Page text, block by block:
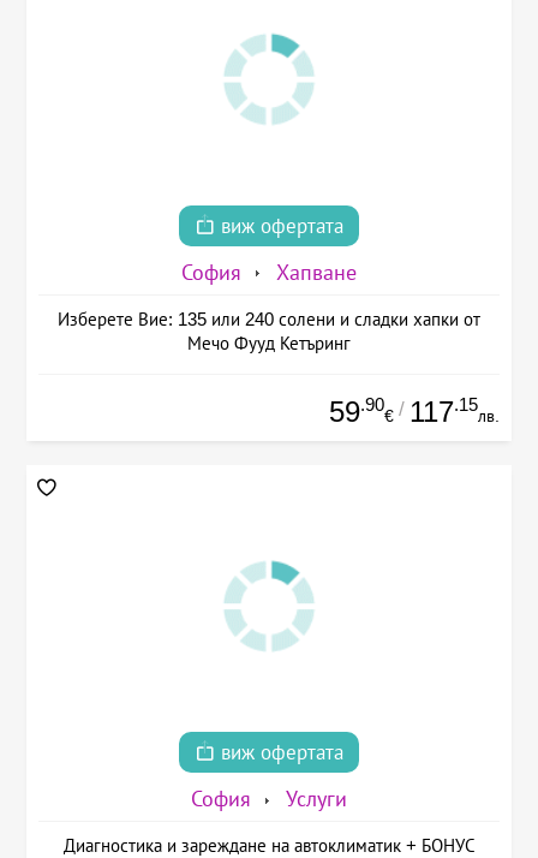
виж офертата
София Хапване
Изберете Вие: 135 или 240 солени и сладки хапки от
Мечо Фууд Кетъринг
59.90
€ / 117.15
лв.
виж офертата
София Услуги
Диагностика и зареждане на автоклиматик + БОНУС